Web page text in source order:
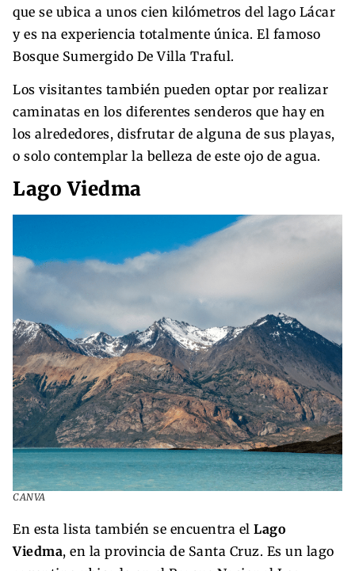
que se ubica a unos cien kilómetros del lago Lácar
y es na experiencia totalmente única. El famoso
Bosque Sumergido De Villa Traful.
Los visitantes también pueden optar por realizar
caminatas en los diferentes senderos que hay en
los alrededores, disfrutar de alguna de sus playas,
o solo contemplar la belleza de este ojo de agua.
Lago Viedma
CANVA
En esta lista también se encuentra el Lago
Viedma, en la provincia de Santa Cruz. Es un lago